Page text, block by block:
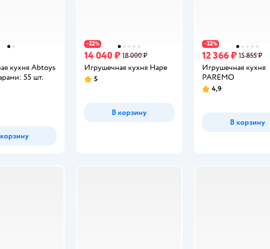
кухня Abtoys
55 шт.
−22%
14 040 ₽ 18 000 ₽
Игрушечная кухня Hape
Рейтинг:
5
В корзину
−22%
12 366 ₽ 15 855 ₽
Игрушечная кухня
PAREMO
Рейтинг:
4,9
В корзину